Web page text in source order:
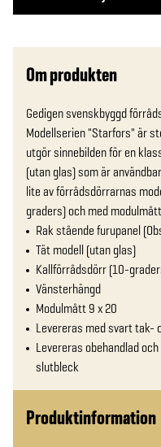
Om produkten
Gedigen svenskbyggd
Modellserien "Starfors" är
utgör sinnebilden för en
(utan glas) som är
lite av förrådsdörrarnas
graders) och med
Rak stående furupanel
Tät modell (utan glas)
Kallförrådsdörr (10-
Vänsterhängd
Modulmått 9 x 20
Levereras med svart tak-
Levereras obehandlad
slutbleck
Produktinformation